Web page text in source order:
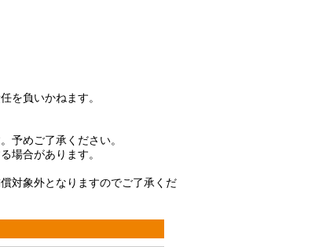
を負いかねます。
予めご了承ください。
場合があります。
対象外となりますのでご了承くだ